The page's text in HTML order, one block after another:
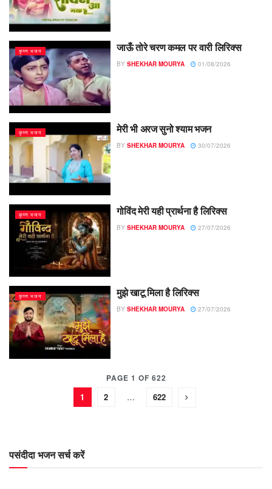
कृष्ण भजन जाऊँ तोरे चरण कमल पर वारी लिरिक्स
BY SHEKHAR MOURYA 01/08/2026
कृष्ण भजन मेरी भी अरज सुनो श्याम भजन
BY SHEKHAR MOURYA 30/07/2026
कृष्ण भजन गोविंद मेरी यही प्रार्थना है लिरिक्स
BY SHEKHAR MOURYA 27/07/2026
कृष्ण भजन मुझे खाटू मिला है लिरिक्स
BY SHEKHAR MOURYA 27/07/2026
PAGE 1 OF 622
1 2 … 622
पसंदीदा भजन सर्च करें